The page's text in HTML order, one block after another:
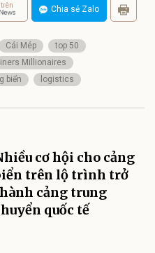
trên Chia sẻ Zalo
Cái Mép
top 50
Millionaires
biển logistics
cơ hội cho cảng
trên lộ trình trở
cảng trung
quốc tế